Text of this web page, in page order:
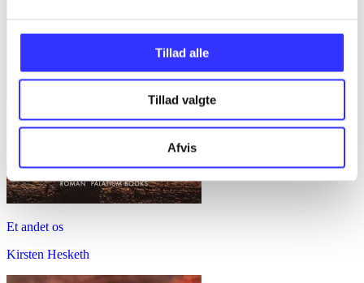
Tillad alle
Tillad valgte
Afvis
Et andet os
Kirsten Hesketh